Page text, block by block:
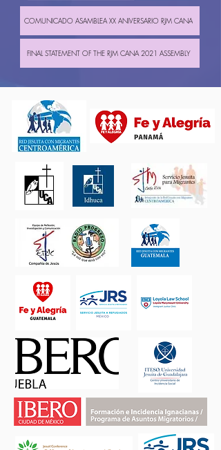
COMUNICADO ASAMBLEA XX ANIVERSARIO RJM CANA
FINAL STATEMENT OF THE RJM CANA 2021 ASSEMBLY